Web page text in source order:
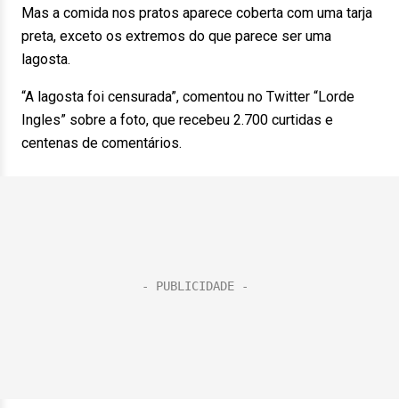
Mas a comida nos pratos aparece coberta com uma tarja
preta, exceto os extremos do que parece ser uma
lagosta.
“A lagosta foi censurada”, comentou no Twitter “Lorde
Ingles” sobre a foto, que recebeu 2.700 curtidas e
centenas de comentários.